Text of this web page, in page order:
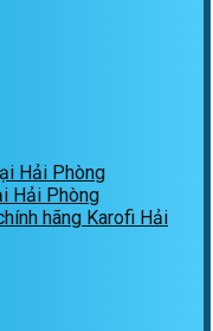
Hải Phòng
Hải Phòng
hãng Karofi Hải